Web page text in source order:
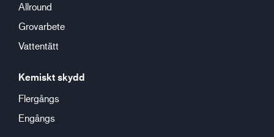
Allround
Grovarbete
Vattentätt
Kemiskt skydd
Flergångs
Engångs